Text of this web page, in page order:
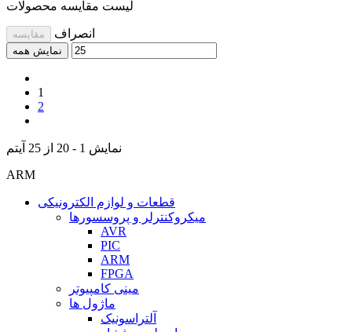
لیست مقایسه محصولات
مقایسه انصراف
نمایش همه
1
2
نمایش 1 - 20 از 25 آیتم
ARM
قطعات و لوازم الکترونیکی
میکروکنترلر و پروسسورها
AVR
PIC
ARM
FPGA
مینی کامپیوتر
ماژول ها
آلتراسونیک